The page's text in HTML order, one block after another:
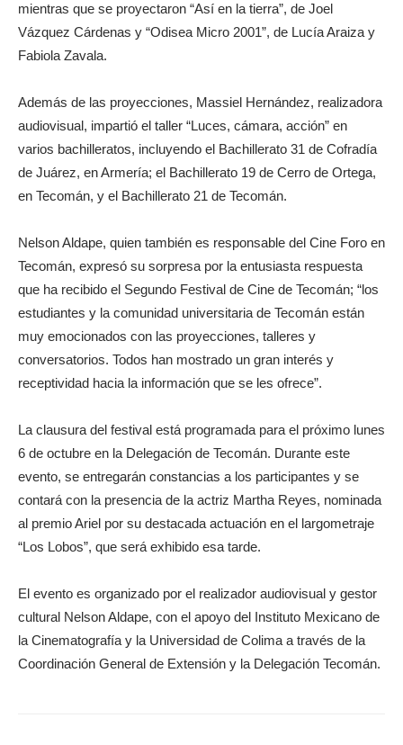
mientras que se proyectaron “Así en la tierra”, de Joel
Vázquez Cárdenas y “Odisea Micro 2001”, de Lucía Araiza y
Fabiola Zavala.
Además de las proyecciones, Massiel Hernández, realizadora
audiovisual, impartió el taller “Luces, cámara, acción” en
varios bachilleratos, incluyendo el Bachillerato 31 de Cofradía
de Juárez, en Armería; el Bachillerato 19 de Cerro de Ortega,
en Tecomán, y el Bachillerato 21 de Tecomán.
Nelson Aldape, quien también es responsable del Cine Foro en
Tecomán, expresó su sorpresa por la entusiasta respuesta
que ha recibido el Segundo Festival de Cine de Tecomán; “los
estudiantes y la comunidad universitaria de Tecomán están
muy emocionados con las proyecciones, talleres y
conversatorios. Todos han mostrado un gran interés y
receptividad hacia la información que se les ofrece”.
La clausura del festival está programada para el próximo lunes
6 de octubre en la Delegación de Tecomán. Durante este
evento, se entregarán constancias a los participantes y se
contará con la presencia de la actriz Martha Reyes, nominada
al premio Ariel por su destacada actuación en el largometraje
“Los Lobos”, que será exhibido esa tarde.
El evento es organizado por el realizador audiovisual y gestor
cultural Nelson Aldape, con el apoyo del Instituto Mexicano de
la Cinematografía y la Universidad de Colima a través de la
Coordinación General de Extensión y la Delegación Tecomán.